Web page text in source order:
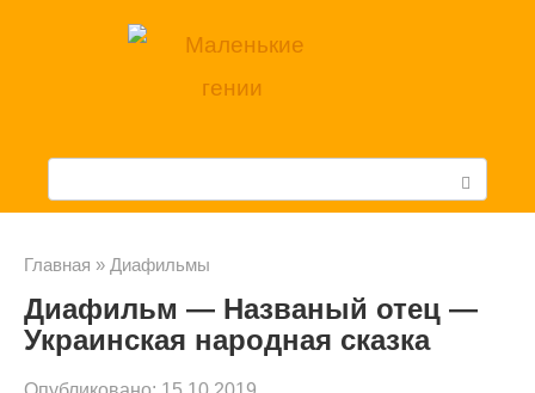
с
к
Главная » Диафильмы
Диафильм — Названый отец —
Украинская народная сказка